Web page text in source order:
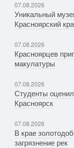
07.08.2026
Уникальный
Красноярский
07.08.2026
Красноярцев
макулатуры
07.08.2026
Студенты
Красноярск
07.08.2026
В крае
загрязнение рек